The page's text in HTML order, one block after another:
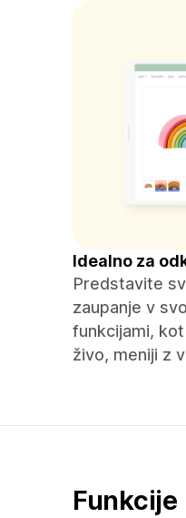
Idealno za
Predstavite
zaupanje v
funkcijami,
živo, meniji z
Funkcije